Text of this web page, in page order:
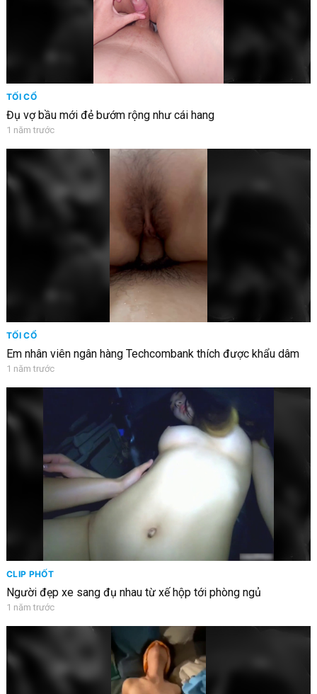
TỐI CỔ
Đụ vợ bầu mới đẻ bướm rộng như cái hang
1 năm trước
TỐI CỔ
Em nhân viên ngân hàng Techcombank thích được khẩu dâm
1 năm trước
CLIP PHỐT
Người đẹp xe sang đụ nhau từ xế hộp tới phòng ngủ
1 năm trước